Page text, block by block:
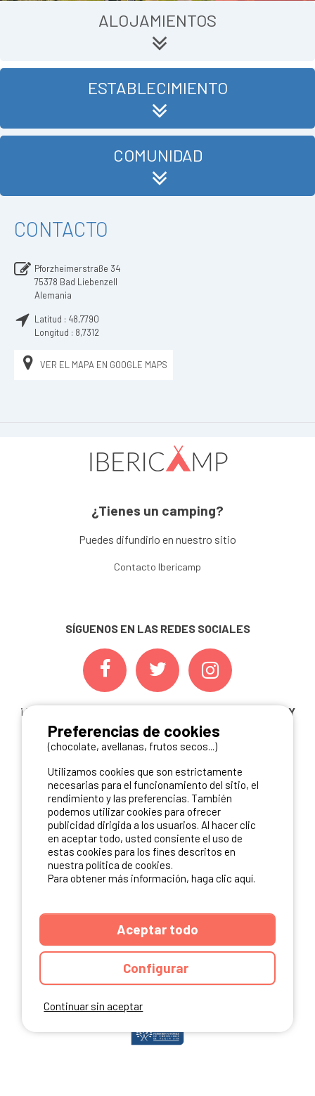
ALOJAMIENTOS
ESTABLECIMIENTO
COMUNIDAD
CONTACTO
Pforzheimerstraße 34
75378 Bad Liebenzell
Alemania
Latitud : 48,7790
Longitud : 8,7312
VER EL MAPA EN GOOGLE MAPS
¿Tienes un camping?
Puedes difundirlo en nuestro sitio
Contacto Ibericamp
SÍGUENOS EN LAS REDES SOCIALES
¡ Y NO TE PIERDAS NUESTRAS
OFERTAS, CONCURSOS Y
NOVEDADESINSCRIBIÉNDOTE A NUESTRA
NEWSLETTER!
ME INSCRIBO
NUESTROS PARTNERS
Continuar sin aceptar
Preferencias de cookies
(chocolate, avellanas, frutos secos...)
Utilizamos cookies que son estrictamente
necesarias para el funcionamiento del sitio, el
rendimiento y las preferencias. También
podemos utilizar cookies para ofrecer
publicidad dirigida a los usuarios. Al hacer clic
en aceptar todo, usted consiente el uso de
estas cookies para los fines descritos en
nuestra política de cookies.
Para obtener más información, haga clic aquí.
Aceptar todo
Configurar